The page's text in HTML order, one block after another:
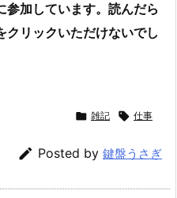
参加しています。読んだら
クリックいただけないでし
 雑記  仕事
 Posted by 鍵盤うさぎ